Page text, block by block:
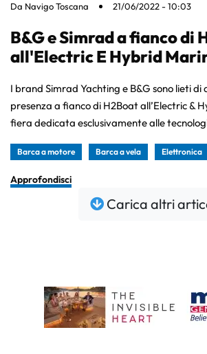
Da Navigo Toscana 21/06/2022 - 10:03
B&G e Simrad a fianco di
all'Electric E Hybrid
I brand Simrad Yachting e B&G sono lieti di
presenza a fianco di H2Boat all’Electric &
fiera dedicata esclusivamente alle
Barca a motore Barca a vela Elettronica
Approfondisci
Carica altri